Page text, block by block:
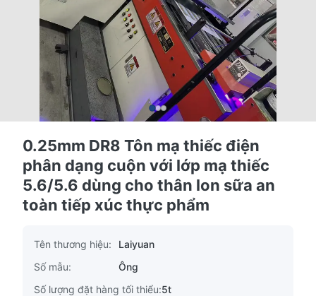
0.25mm DR8 Tôn mạ thiếc điện
phân dạng cuộn với lớp mạ thiếc
5.6/5.6 dùng cho thân lon sữa an
toàn tiếp xúc thực phẩm
Tên thương hiệu:
Laiyuan
Số mẫu:
Ông
Số lượng đặt hàng tối thiểu:5t